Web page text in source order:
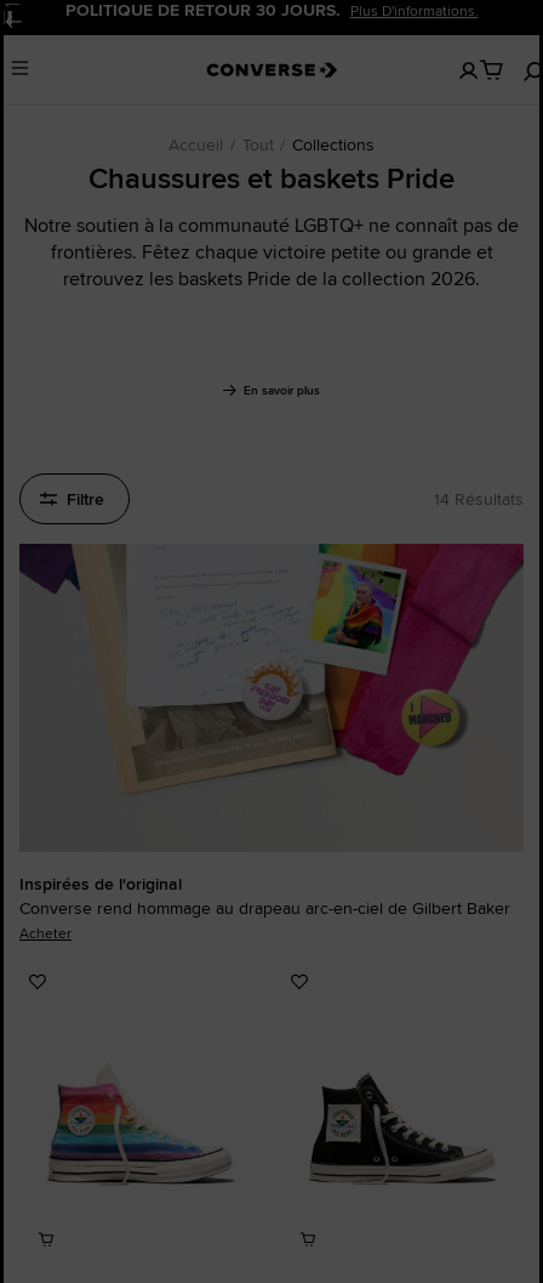
Pause 20 % DE REMISE POUR LES NOUVEAUX CLIENTS.
Menu
Aucun
articles
Accueil Tout Collections
Chaussures et baskets Pride
Notre soutien à la communauté LGBTQ+ ne connaît pas de
frontières. Fêtez chaque victoire petite ou grande et
retrouvez les baskets Pride de la collection 2026.
En savoir plus
Filtre 14 Résultats
Inspirées de l'original
Converse rend hommage au drapeau arc-en-ciel de Gilbert Baker
Acheter
Ajouter
Ajouter